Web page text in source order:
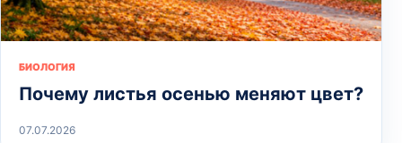
БИОЛОГИЯ
Почему листья осенью меняют цвет?
07.07.2026